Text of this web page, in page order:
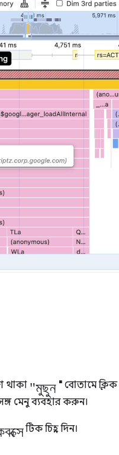
থাকা "মুছুন " বোতামে
মেনু ব্যবহার করুন।
টিক চিহ্ন দিন।